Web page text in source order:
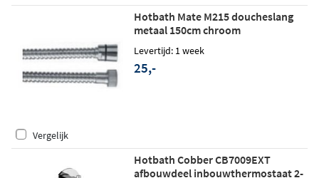
Hotbath Mate M215 doucheslang
metaal 150cm chroom
Levertijd: 1 week
25,-
Vergelijk
Hotbath Cobber CB7009EXT
afbouwdeel inbouwthermostaat 2-